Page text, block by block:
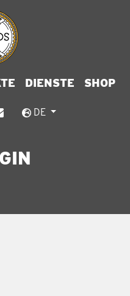
DIENSTE SHOP
DE